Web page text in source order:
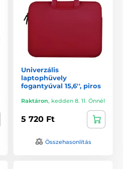
Univerzális
laptophüvely
fogantyúval 15,6'', piros
Raktáron, kedden 8. 11. Önnél
5 720 Ft
Összehasonlítás